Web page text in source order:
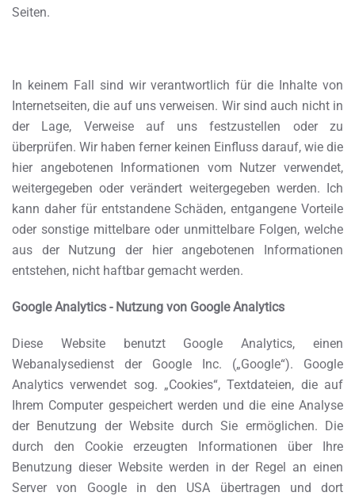
Seiten.
In keinem Fall sind wir verantwortlich für die Inhalte von
Internetseiten, die auf uns verweisen. Wir sind auch nicht in
der Lage, Verweise auf uns festzustellen oder zu
überprüfen. Wir haben ferner keinen Einfluss darauf, wie die
hier angebotenen Informationen vom Nutzer verwendet,
weitergegeben oder verändert weitergegeben werden. Ich
kann daher für entstandene Schäden, entgangene Vorteile
oder sonstige mittelbare oder unmittelbare Folgen, welche
aus der Nutzung der hier angebotenen Informationen
entstehen, nicht haftbar gemacht werden.
Google Analytics - Nutzung von Google Analytics
Diese Website benutzt Google Analytics, einen
Webanalysedienst der Google Inc. („Google“). Google
Analytics verwendet sog. „Cookies“, Textdateien, die auf
Ihrem Computer gespeichert werden und die eine Analyse
der Benutzung der Website durch Sie ermöglichen. Die
durch den Cookie erzeugten Informationen über Ihre
Benutzung dieser Website werden in der Regel an einen
Server von Google in den USA übertragen und dort